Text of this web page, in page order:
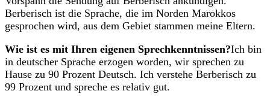
Berberisch ist die Sprache, die im Norden Marokkos
gesprochen wird, aus dem Gebiet stammen meine Eltern.
Wie ist es mit Ihren eigenen Sprechkenntnissen?Ich bin
in deutscher Sprache erzogen worden, wir sprechen zu
Hause zu 90 Prozent Deutsch. Ich verstehe Berberisch zu
99 Prozent und spreche es relativ gut.